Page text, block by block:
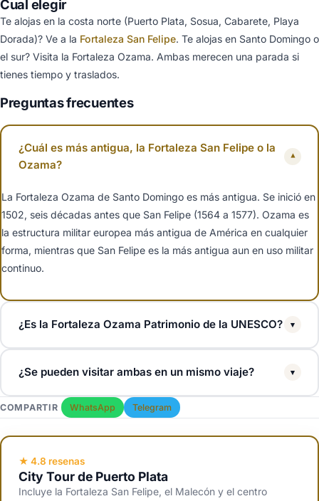
Cual elegir
Te alojas en la costa norte (Puerto Plata, Sosua, Cabarete, Playa
Dorada)? Ve a la Fortaleza San Felipe. Te alojas en Santo Domingo o
el sur? Visita la Fortaleza Ozama. Ambas merecen una parada si
tienes tiempo y traslados.
Preguntas frecuentes
¿Cuál es más antigua, la Fortaleza San Felipe o la
Ozama?
▾
La Fortaleza Ozama de Santo Domingo es más antigua. Se inició en
1502, seis décadas antes que San Felipe (1564 a 1577). Ozama es
la estructura militar europea más antigua de América en cualquier
forma, mientras que San Felipe es la más antigua aun en uso militar
continuo.
¿Es la Fortaleza Ozama Patrimonio de la UNESCO? ▾
Si. La Fortaleza Ozama forma parte de la Ciudad Colonial de Santo
Domingo, inscrita por la UNESCO en 1990. La Fortaleza San Felipe
de Puerto Plata es un monumento nacional dominicano pero no es
UNESCO.
¿Se pueden visitar ambas en un mismo viaje? ▾
Si, pero estan a 3,5 horas de distancia. La mayoría de viajeros elige
una según donde se aloje. Los pasajeros de crucero de Puerto Plata
y los huespedes de todo incluido de la costa norte visitan San
Felipe. Los visitantes de Santo Domingo y los resorts del sur visitan
Ozama.
COMPARTIR WhatsApp Telegram
★ 4.8 resenas
City Tour de Puerto Plata
Incluye la Fortaleza San Felipe, el Malecón y el centro